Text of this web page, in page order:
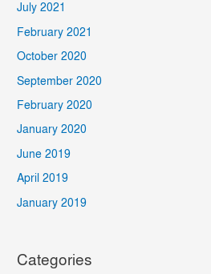
July 2021
February 2021
October 2020
September 2020
February 2020
January 2020
June 2019
April 2019
January 2019
Categories